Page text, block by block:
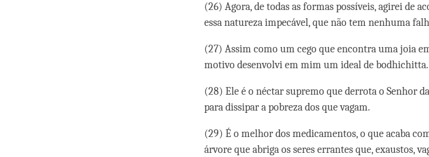
(26) Agora, de todas as formas possíveis, agirei de
essa natureza impecável, que não tem nenhuma
(27) Assim como um cego que encontra uma joia
motivo desenvolvi em mim um ideal de bodhichitta.
(28) Ele é o néctar supremo que derrota o Senhor
para dissipar a pobreza dos que vagam.
(29) É o melhor dos medicamentos, o que acaba
árvore que abriga os seres errantes que, exaustos,